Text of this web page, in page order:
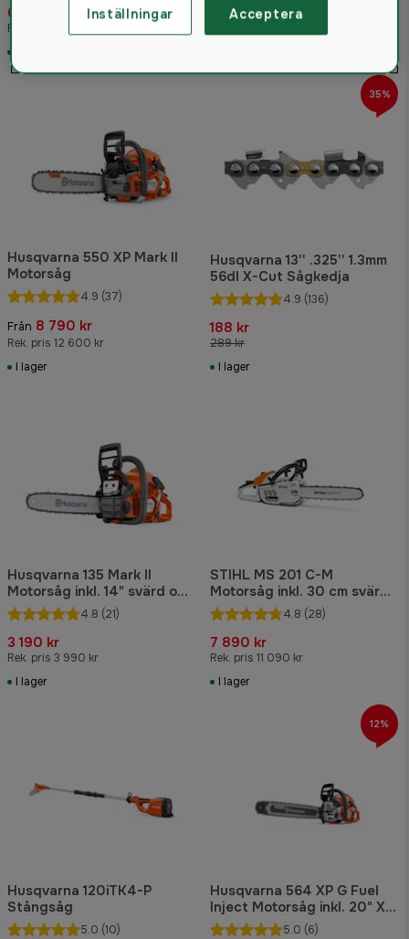
6 990 kr
Rek. pris 8 190 kr
Från 9 479 kr
Husqvarna 550 XP Mark II
Motorsåg
4.9 (37)
Från 8 790 kr
Rek. pris 12 600 kr
I lager
Husqvarna 13'' .325'' 1.3mm
56dl X-Cut Sågkedja
4.9 (136)
188 kr
289 kr
I lager
35%
Husqvarna 135 Mark II
Motorsåg inkl. 14" svärd och
kedja
4.8 (21)
3 190 kr
Rek. pris 3 990 kr
I lager
STIHL MS 201 C-M
Motorsåg inkl. 30 cm svärd
och kedja
4.8 (28)
7 890 kr
Rek. pris 11 090 kr
I lager
Husqvarna 120iTK4-P
Stångsåg
5.0 (10)
Husqvarna 564 XP G Fuel
Inject Motorsåg inkl. 20" X-
Tough Light5.0 (6)
12%
Inställningar Acceptera